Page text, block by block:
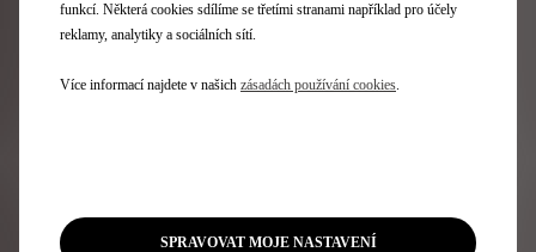
DS 7
funkcí. Některá cookies sdílíme se třetími stranami například pro účely
reklamy, analytiky a sociálních sítí.
Více informací najdete v našich zásadách používání cookies.
SPRAVOVAT MOJE NASTAVENÍ